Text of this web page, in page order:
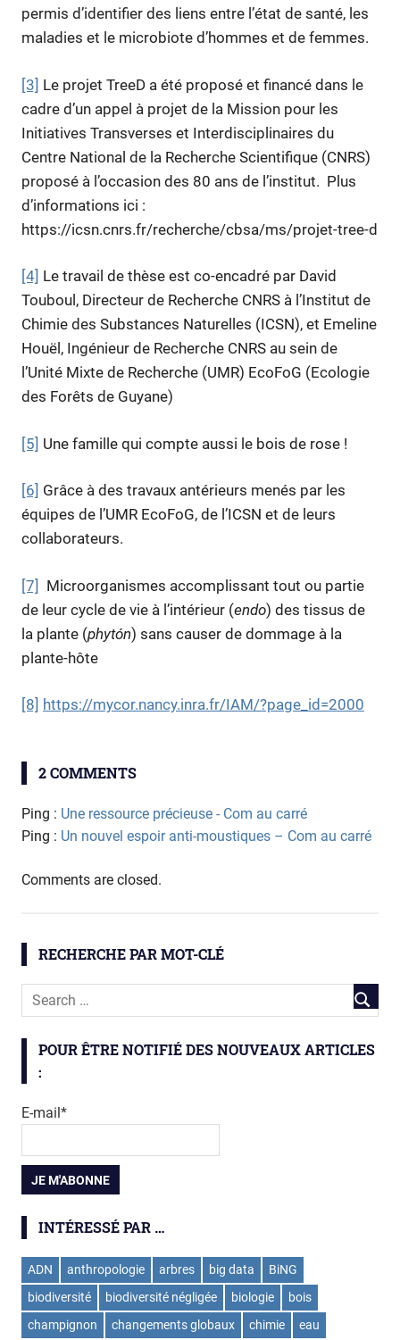
permis d’identifier des liens entre l’état de santé, les
maladies et le microbiote d’hommes et de femmes.
[3] Le projet TreeD a été proposé et financé dans le
cadre d’un appel à projet de la Mission pour les
Initiatives Transverses et Interdisciplinaires du
Centre National de la Recherche Scientifique (CNRS)
proposé à l’occasion des 80 ans de l’institut. Plus
d’informations ici :
https://icsn.cnrs.fr/recherche/cbsa/ms/projet-tree-d
[4] Le travail de thèse est co-encadré par David
Touboul, Directeur de Recherche CNRS à l’Institut de
Chimie des Substances Naturelles (ICSN), et Emeline
Houël, Ingénieur de Recherche CNRS au sein de
l’Unité Mixte de Recherche (UMR) EcoFoG (Ecologie
des Forêts de Guyane)
[5] Une famille qui compte aussi le bois de rose !
[6] Grâce à des travaux antérieurs menés par les
équipes de l’UMR EcoFoG, de l’ICSN et de leurs
collaborateurs.
[7] Microorganismes accomplissant tout ou partie
de leur cycle de vie à l’intérieur (endo) des tissus de
la plante (phytón) sans causer de dommage à la
plante-hôte
[8] https://mycor.nancy.inra.fr/IAM/?page_id=2000
chimie
Tree-
D
2 COMMENTS
Ping : Une ressource précieuse - Com au carré
Ping : Un nouvel espoir anti-moustiques – Com au carré
Comments are closed.
RECHERCHE PAR MOT-CLÉ
POUR ÊTRE NOTIFIÉ DES NOUVEAUX ARTICLES
:
E-mail*
INTÉRESSÉ PAR …
ADN anthropologie arbres big data
BiNG
biodiversité
biodiversité négligée biologie
bois
champignon
changements globaux chimie eau